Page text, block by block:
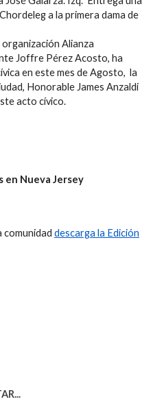
a la primera dama de
Alianza
Joffre Pérez Acosto, ha
en este mes de Agosto, la
Honorable James Anzaldi
acto cívico.
en Nueva Jersey
comunidad descarga la Edición